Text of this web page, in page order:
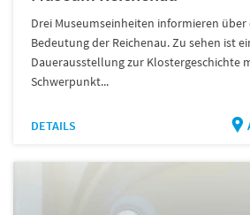
Drei Museumseinheiten informieren
Bedeutung der Reichenau. Zu sehen ist
Dauerausstellung zur Klostergeschichte
Schwerpunkt...
DETAILS